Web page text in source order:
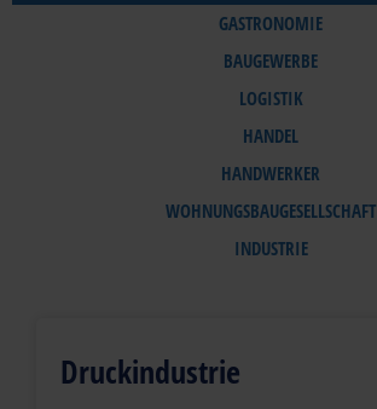
GASTRONOMIE
BAUGEWERBE
LOGISTIK
HANDEL
HANDWERKER
WOHNUNGSBAUGESELLSCHAFT
INDUSTRIE
Druckindustrie